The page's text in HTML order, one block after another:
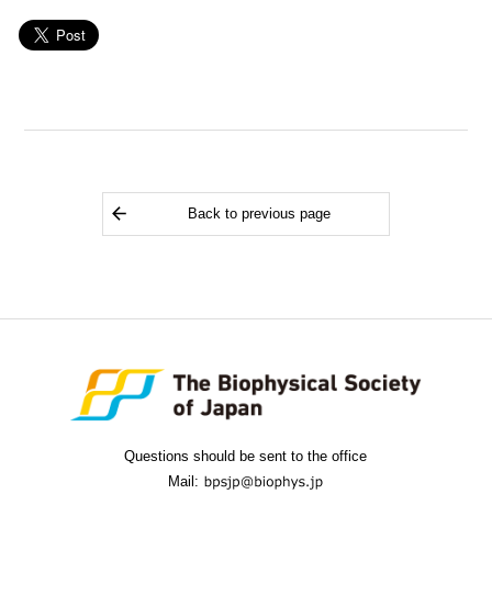
Back to previous page
Questions should be sent to the office
Mail: